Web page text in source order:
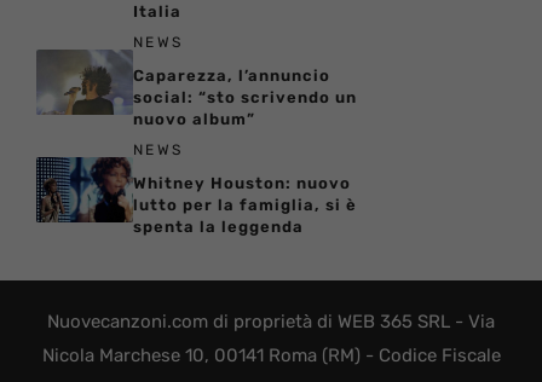
Italia
NEWS
Caparezza, l’annuncio
social: “sto scrivendo un
nuovo album”
NEWS
Whitney Houston: nuovo
lutto per la famiglia, si è
spenta la leggenda
Nuovecanzoni.com di proprietà di WEB 365 SRL - Via
Nicola Marchese 10, 00141 Roma (RM) - Codice Fiscale